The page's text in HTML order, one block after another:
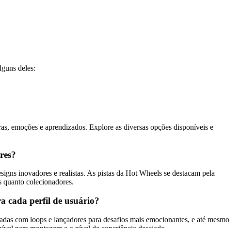
deles:
emoções e aprendizados. Explore as diversas opções disponíveis e
inovadores e realistas. As pistas da Hot Wheels se destacam pela
quanto colecionadores.
cada perfil de usuário?
com loops e lançadores para desafios mais emocionantes, e até mesmo